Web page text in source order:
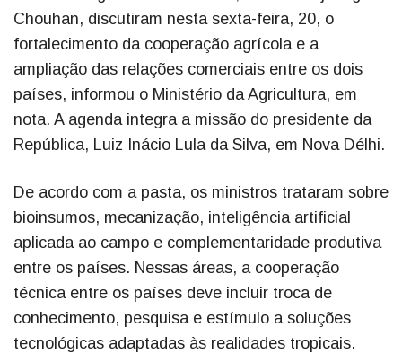
Chouhan, discutiram nesta sexta-feira, 20, o
fortalecimento da cooperação agrícola e a
ampliação das relações comerciais entre os dois
países, informou o Ministério da Agricultura, em
nota. A agenda integra a missão do presidente da
República, Luiz Inácio Lula da Silva, em Nova Délhi.
De acordo com a pasta, os ministros trataram sobre
bioinsumos, mecanização, inteligência artificial
aplicada ao campo e complementaridade produtiva
entre os países. Nessas áreas, a cooperação
técnica entre os países deve incluir troca de
conhecimento, pesquisa e estímulo a soluções
tecnológicas adaptadas às realidades tropicais.